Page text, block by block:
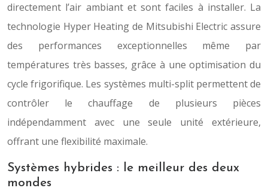
directement l’air ambiant et sont faciles à installer. La
technologie Hyper Heating de Mitsubishi Electric assure
des performances exceptionnelles même par
températures très basses, grâce à une optimisation du
cycle frigorifique. Les systèmes multi-split permettent de
contrôler le chauffage de plusieurs pièces
indépendamment avec une seule unité extérieure,
offrant une flexibilité maximale.
Systèmes hybrides : le meilleur des deux
mondes